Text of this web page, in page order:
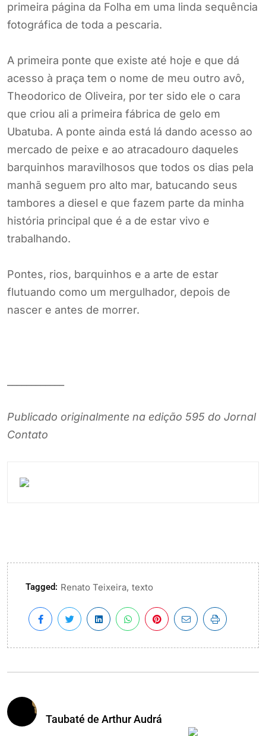
primeira página da Folha em uma linda sequência
fotográfica de toda a pescaria.
A primeira ponte que existe até hoje e que dá
acesso à praça tem o nome de meu outro avô,
Theodorico de Oliveira, por ter sido ele o cara
que criou ali a primeira fábrica de gelo em
Ubatuba. A ponte ainda está lá dando acesso ao
mercado de peixe e ao atracadouro daqueles
barquinhos maravilhosos que todos os dias pela
manhã seguem pro alto mar, batucando seus
tambores a diesel e que fazem parte da minha
história principal que é a de estar vivo e
trabalhando.
Pontes, rios, barquinhos e a arte de estar
flutuando como um mergulhador, depois de
nascer e antes de morrer.
Publicado originalmente na edição 595 do Jornal
Contato
Tagged: Renato Teixeira, texto
Taubaté de Arthur Audrá